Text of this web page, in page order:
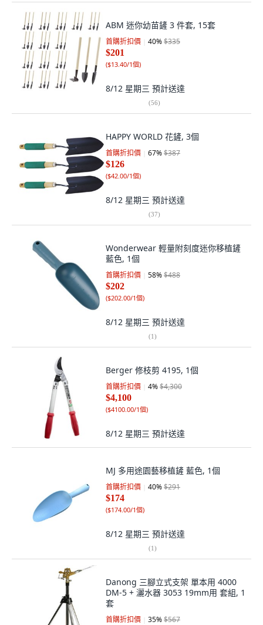
ABM 迷你幼苗鏟 3 件套, 15套
首購折扣價 40%$335
$201
($13.40/1個)
8/12 星期三 預計送達
(56)
HAPPY WORLD 花鏟, 3個
首購折扣價 67%$387
$126
($42.00/1個)
8/12 星期三 預計送達
(37)
Wonderwear 輕量附刻度迷你移植鏟
藍色, 1個
首購折扣價 58%$488
$202
($202.00/1個)
8/12 星期三 預計送達
(1)
Berger 修枝剪 4195, 1個
首購折扣價 4%$4,300
$4,100
($4100.00/1個)
8/12 星期三 預計送達
MJ 多用途園藝移植鏟 藍色, 1個
首購折扣價 40%$291
$174
($174.00/1個)
8/12 星期三 預計送達
(1)
Danong 三腳立式支架 單本用 4000
DM-5 + 灑水器 3053 19mm用 套組, 1
套
首購折扣價 35%$567